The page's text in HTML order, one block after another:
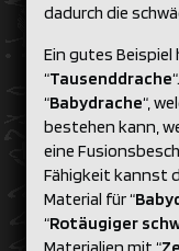
dadurch die
Ein gutes
“Tausenddrache
“Babydrache“,
bestehen kann,
eine
Fähigkeit kannst
Material für “
“Rotäugiger